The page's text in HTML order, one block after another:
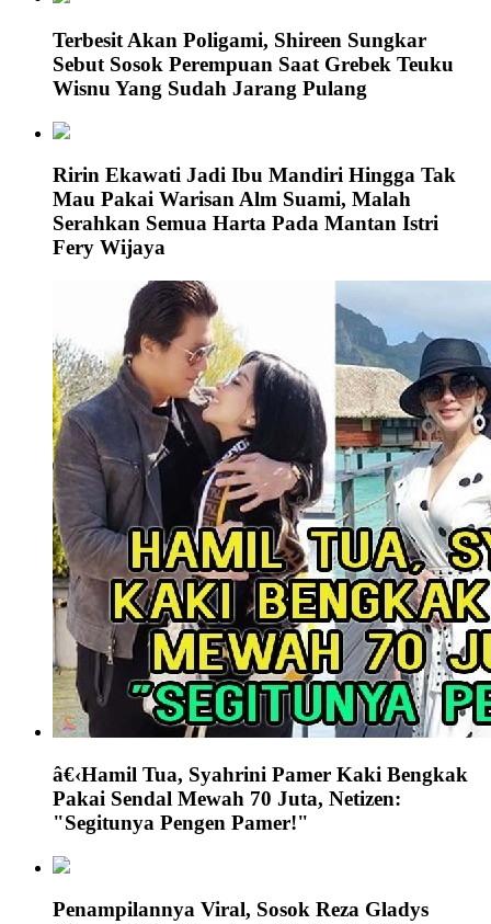
Terbesit Akan Poligami, Shireen Sungkar
Sebut Sosok Perempuan Saat Grebek Teuku
Wisnu Yang Sudah Jarang Pulang
Ririn Ekawati Jadi Ibu Mandiri Hingga Tak
Mau Pakai Warisan Alm Suami, Malah
Serahkan Semua Harta Pada Mantan Istri
Fery Wijaya
â€‹Hamil Tua, Syahrini Pamer Kaki Bengkak
Pakai Sendal Mewah 70 Juta, Netizen:
"Segitunya Pengen Pamer!"
Penampilannya Viral, Sosok Reza Gladys